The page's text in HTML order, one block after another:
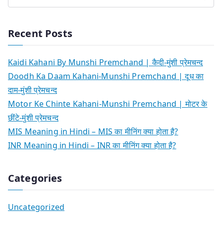
Recent Posts
Kaidi Kahani By Munshi Premchand | कैदी-मुंशी प्रेमचन्द
Doodh Ka Daam Kahani-Munshi Premchand | दूध का
दाम-मुंशी प्रेमचन्द
Motor Ke Chinte Kahani-Munshi Premchand | मोटर के
छींटे-मुंशी प्रेमचन्द
MIS Meaning in Hindi – MIS का मीनिंग क्या होता है?
INR Meaning in Hindi – INR का मीनिंग क्या होता है?
Categories
Uncategorized